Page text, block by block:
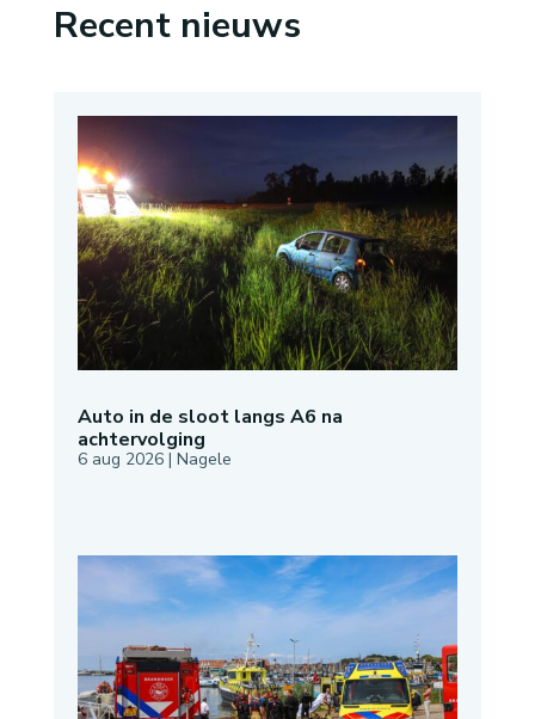
Recent nieuws
Auto in de sloot langs A6 na
achtervolging
6 aug 2026| Nagele